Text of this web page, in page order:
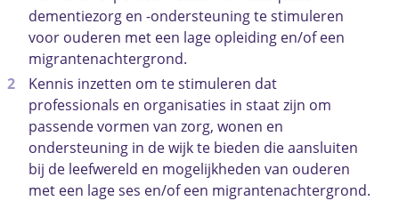
dementiezorg en -ondersteuning te stimuleren
voor ouderen met een lage opleiding en/of een
migrantenachtergrond.
Kennis inzetten om te stimuleren dat
professionals en organisaties in staat zijn om
passende vormen van zorg, wonen en
ondersteuning in de wijk te bieden die aansluiten
bij de leefwereld en mogelijkheden van ouderen
met een lage ses en/of een migrantenachtergrond.